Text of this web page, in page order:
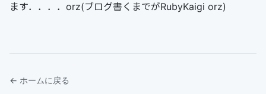
ます．．．．orz(ブログ書くまでがRubyKaigi orz)
← ホームに戻る